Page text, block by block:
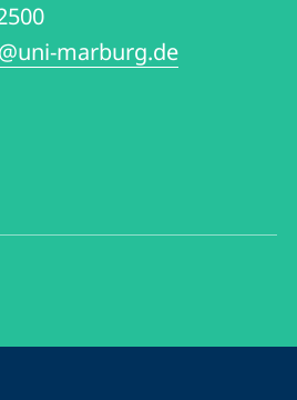
marburg.de